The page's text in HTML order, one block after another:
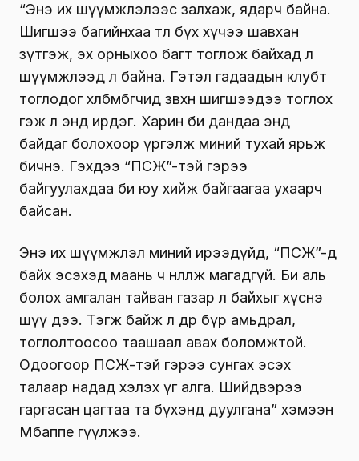
“Энэ их шүүмжлэлээс залхаж, ядарч байна.
Шигшээ багийнхаа төлөө бүх хүчээ шавхан
зүтгэж, эх орныхоо багт тоглож байхад л
шүүмжлээд л байна. Гэтэл гадаадын клубт
тоглодог хөлбөмбөгчид зөвхөн шигшээдээ тоглох
гэж л энд ирдэг. Харин би дандаа энд
байдаг болохоор үргэлж миний тухай ярьж
бичнэ. Гэхдээ “ПСЖ”-тэй гэрээ
байгуулахдаа би юу хийж байгаагаа ухаарч
байсан.
Энэ их шүүмжлэл миний ирээдүйд, “ПСЖ”-д
байх эсэхэд маань ч нөлөөлж магадгүй. Би аль
болох амгалан тайван газар л байхыг хүснэ
шүү дээ. Тэгж байж л өдөр бүр амьдрал,
тоглолтоосоо таашаал авах боломжтой.
Одоогоор ПСЖ-тэй гэрээ сунгах эсэх
талаар надад хэлэх үг алга. Шийдвэрээ
гаргасан цагтаа та бүхэнд дуулгана” хэмээн
Мбаппе өгүүлжээ.